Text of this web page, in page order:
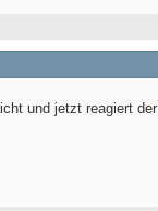
und jetzt reagiert der